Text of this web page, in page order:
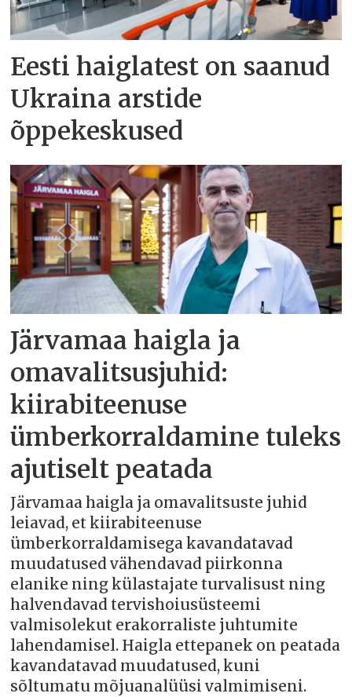
Eesti haiglatest on saanud
Ukraina arstide
õppekeskused
Järvamaa haigla ja
omavalitsusjuhid:
kiirabiteenuse
ümberkorraldamine tuleks
ajutiselt peatada
Järvamaa haigla ja omavalitsuste juhid
leiavad, et kiirabiteenuse
ümberkorraldamisega kavandatavad
muudatused vähendavad piirkonna
elanike ning külastajate turvalisust ning
halvendavad tervishoiusüsteemi
valmisolekut erakorraliste juhtumite
lahendamisel. Haigla ettepanek on peatada
kavandatavad muudatused, kuni
sõltumatu mõjuanalüüsi valmimiseni.